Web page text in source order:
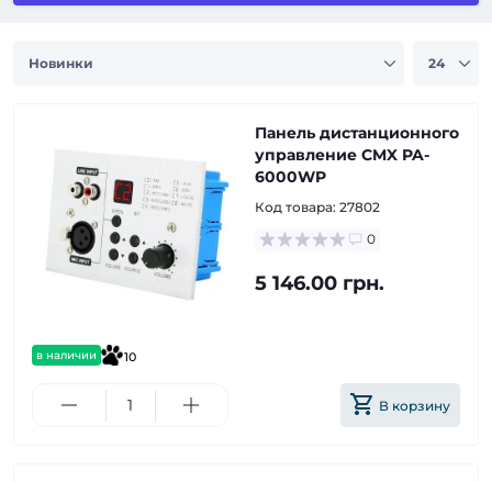
в наличии 10
Панель дистанционного
управление CMX PA-
6000WP
Код товара: 27802
0
5 146.00 грн.
В корзину